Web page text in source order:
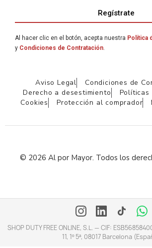
Regístrate
Al hacer clic en el botón, acepta nuestra Política
y Condiciones de Contratación.
Aviso Legal
Condiciones de
Derecho a desestimiento
Políticas
Cookies
Protección al comprador
© 2026 Al por Mayor. Todos los
SHOP DUTY FREE ONLINE, S.L. — CIF:
11, 1º 5ª, 08017 Barcelona